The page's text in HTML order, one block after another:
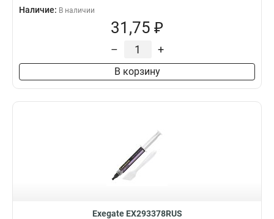
Наличие: В наличии
31,75 ₽
– +
В корзину
Exegate EX293378RUS